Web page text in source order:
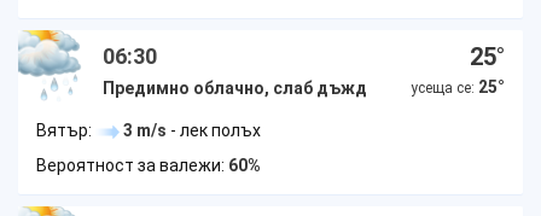
06:30
Предимно облачно, слаб дъжд
25°
усеща се: 25°
Вятър: 3 m/s - лек полъх
Вероятност за валежи: 60%